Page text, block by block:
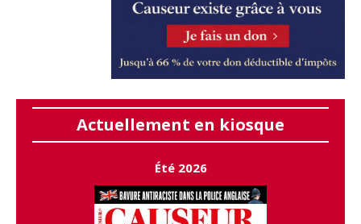
Actuellement en kiosque
Été 2026